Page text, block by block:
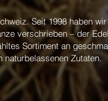
Seit 1998 haben
verschrieben – der
Sortiment an
naturbelassenen Zutaten.